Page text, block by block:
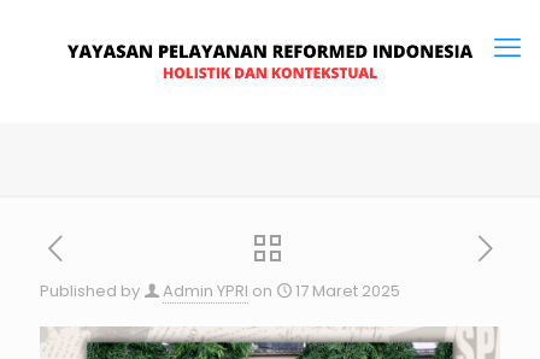
Published by Admin YPRI on 17 Maret 2025